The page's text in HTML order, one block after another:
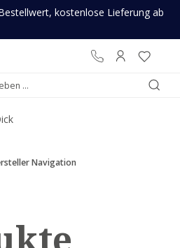
kostenlose Lieferung ab
Navigation